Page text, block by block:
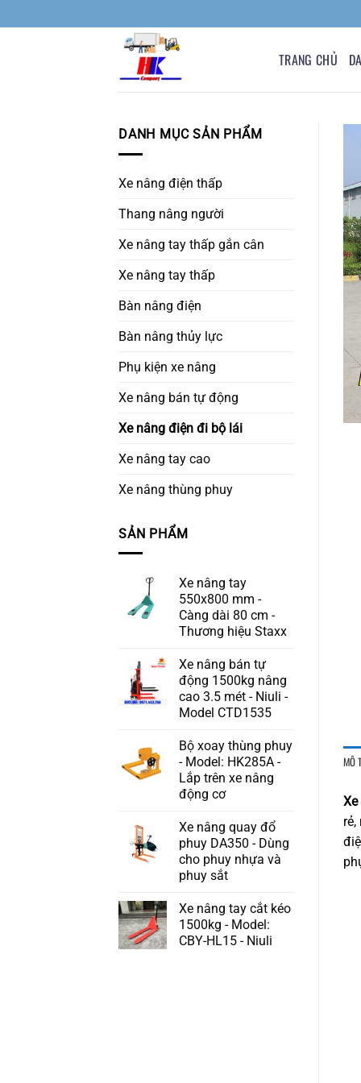
qua
TRANG CHỦ
DANH MỤC SẢN PHẨM
Xe nâng điện thấp
Thang nâng người
Xe nâng tay thấp gắn cân
Xe nâng tay thấp
Bàn nâng điện
Bàn nâng thủy lực
Phụ kiện xe nâng
Xe nâng bán tự động
Xe nâng điện đi bộ lái
Xe nâng tay cao
Xe nâng thùng phuy
SẢN PHẨM
Xe nâng tay
550x800 mm -
Càng dài 80 cm -
Thương hiệu Staxx
Xe nâng bán tự
động 1500kg nâng
cao 3.5 mét - Niuli -
Model CTD1535
Bộ xoay thùng phuy
- Model: HK285A -
Lắp trên xe nâng
động cơ
Xe nâng quay đổ
phuy DA350 - Dùng
cho phuy nhựa và
phuy sắt
Xe nâng tay cắt kéo
1500kg - Model:
CBY-HL15 - Niuli
MÔ